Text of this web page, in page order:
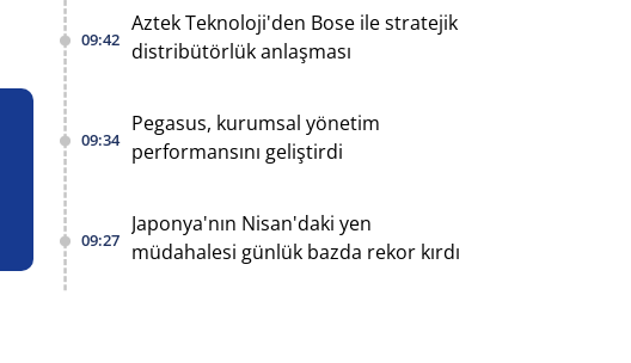
09:42
Aztek Teknoloji'den Bose ile stratejik
distribütörlük anlaşması
09:34
Pegasus, kurumsal yönetim
performansını geliştirdi
09:27
Japonya'nın Nisan'daki yen
müdahalesi günlük bazda rekor kırdı